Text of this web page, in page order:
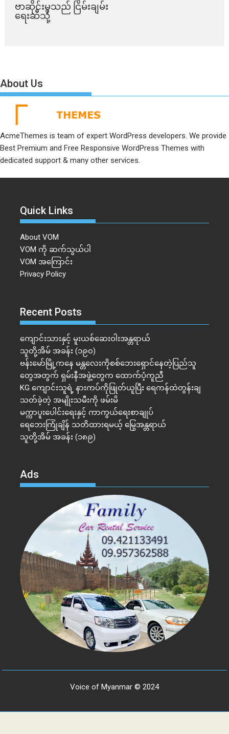
ဗာဆိုင်းမှသည် ငြိမ်းချမ်း
ရေးဆီသို့
About Us
AcmeThemes is team of expert WordPress developers. We provide
Best Premium and Free Responsive WordPress Themes with
dedicated support & many other services.
Quick Links
About VOM
VOM ကို ဆက်သွယ်ပါ
VOM အကြောင်း
Privacy Policy
Recent Posts
ကျောင်းသားနှင့် မူးယစ်ဆေးဝါးအန္တရာယ်
သူတို့အိမ် အခန်း (၁၉၀)
ဗန်းမော်မြို့ကနေ မန္တလေးကိုစစ်ဘေးရှောင်နေတဲ့ပြည်သူ
တွေအတွက် ရှမ်းနီအဖွဲ့တွေက ထောက်ပံ့ကူညီ
KG ကျောင်းသူရဲ့ နားကပ်ကိုဖြုတ်ယူပြီး ရေကန်ထဲတွန်းချ
သတ်ခဲ့တဲ့ အမျိုးသမီးကို ဖမ်းမိ
မက္ကာပူးပေါင်းရေးနှင့် ကာကွယ်ရေးစာချုပ်
ရေဘေးကြုံချိန် သတိထားရမယ့် မြွေအန္တရာယ်
သူတို့အိမ် အခန်း (၁၈၉)
Ads
Voice of Myanmar © 2024